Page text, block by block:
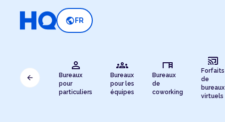
public FR
person
Bureaux
pour
particuliers
groups
Bureaux
pour les
équipes
desk
Bureaux
de
coworking
cast_connected
Forfaits
de
bureaux
virtuels
arrow_back